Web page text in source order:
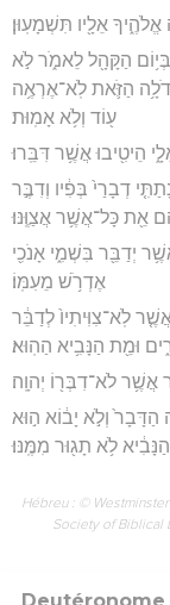
אֵלָ֖יו תִּשְׁמָעֽוּן׃
הַקָּהָ֖ל לֵאמֹ֑ר לֹ֣א
הַזֹּ֛את לֹֽא־אֶרְאֶ֥ה
ע֖וֹד וְלֹ֥א אָמֽוּת׃
הֵיטִ֖יבוּ אֲשֶׁ֥ר דִּבֵּֽרוּ׃
דְבָרַי֙ בְּפִ֔יו וְדִבֶּ֣ר
אֵ֖ת כָּל־אֲשֶׁ֥ר אֲצַוֶּֽנּוּ׃
יְדַבֵּ֖ר בִּשְׁמִ֑י אָנֹכִ֖י
אֶדְרֹ֥שׁ מֵעִמּֽוֹ׃
לֹֽא־צִוִּיתִיו֙ לְדַבֵּ֔ר
וּמֵ֖ת הַנָּבִ֥יא הַהֽוּא׃
לֹא־דִבְּר֖וֹ יְהוָֽה׃
הַדָּבָר֙ וְלֹ֣א יָב֔וֹא ה֣וּא
לֹ֥א תָג֖וּר מִמֶּֽנּוּ׃
Hébreu : ©
Society of Biblical
Deutéronome